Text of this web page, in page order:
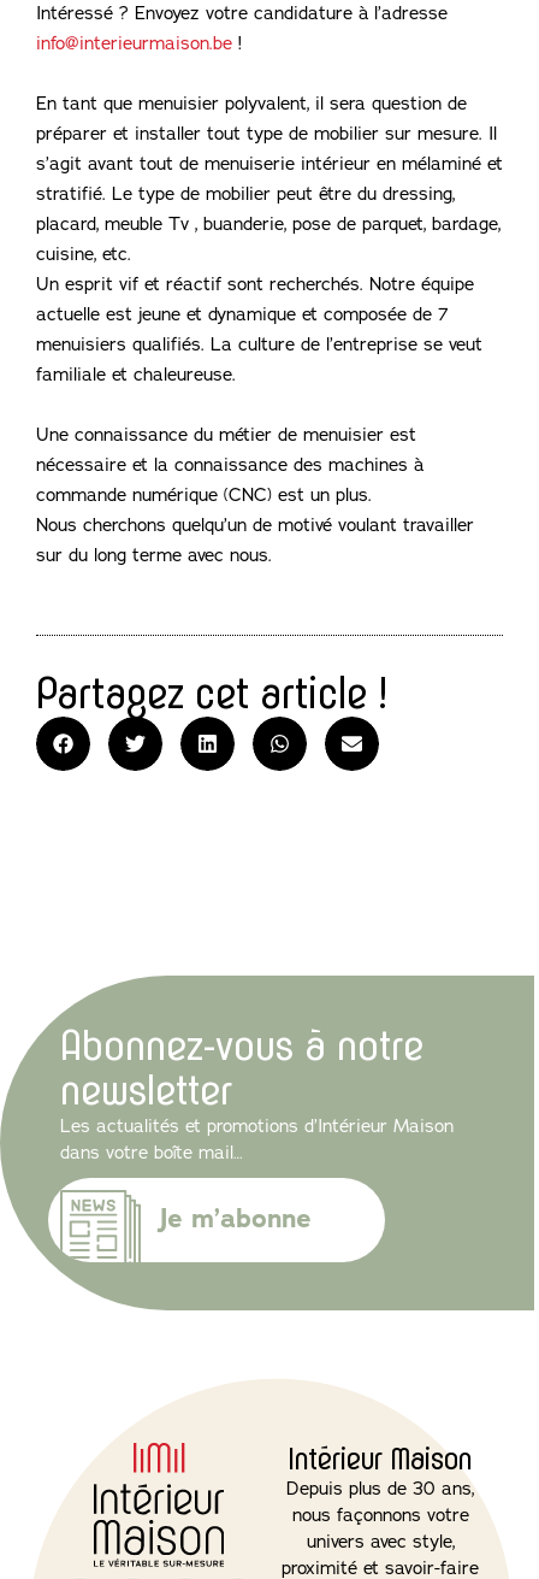
Intéressé ? Envoyez votre candidature à l’adresse
info@interieurmaison.be !
En tant que menuisier polyvalent, il sera question de
préparer et installer tout type de mobilier sur mesure. Il
s’agit avant tout de menuiserie intérieur en mélaminé et
stratifié. Le type de mobilier peut être du dressing,
placard, meuble Tv , buanderie, pose de parquet, bardage,
cuisine, etc.
Un esprit vif et réactif sont recherchés. Notre équipe
actuelle est jeune et dynamique et composée de 7
menuisiers qualifiés. La culture de l’entreprise se veut
familiale et chaleureuse.
Une connaissance du métier de menuisier est
nécessaire et la connaissance des machines à
commande numérique (CNC) est un plus.
Nous cherchons quelqu’un de motivé voulant travailler
sur du long terme avec nous.
Partagez cet article !
Abonnez-vous à notre
newsletter
Les actualités et promotions d’Intérieur Maison
dans votre boîte mail…
Je m’abonne
Intérieur Maison
Depuis plus de 30 ans,
nous façonnons votre
univers avec style,
proximité et savoir-faire